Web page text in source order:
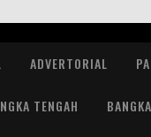
ADVERTORIAL
TENGAH